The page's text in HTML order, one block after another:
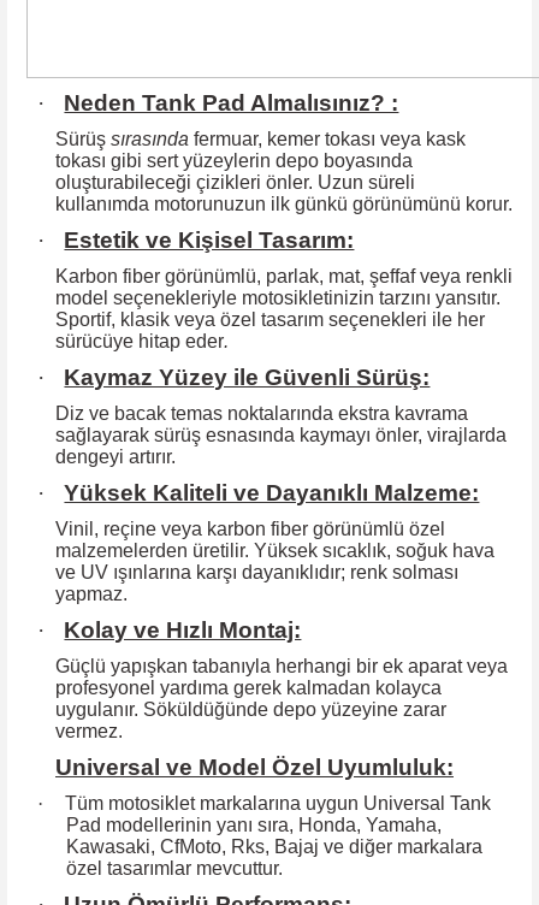
· Neden Tank Pad Almalısınız? :
Sürüş sırasında fermuar, kemer tokası veya kask
tokası gibi sert yüzeylerin depo boyasında
oluşturabileceği çizikleri önler. Uzun süreli
kullanımda motorunuzun ilk günkü görünümünü korur.
· Estetik ve Kişisel Tasarım:
Karbon fiber görünümlü, parlak, mat, şeffaf veya renkli
model seçenekleriyle motosikletinizin tarzını yansıtır.
Sportif, klasik veya özel tasarım seçenekleri ile her
sürücüye hitap eder.
· Kaymaz Yüzey ile Güvenli Sürüş:
Diz ve bacak temas noktalarında ekstra kavrama
sağlayarak sürüş esnasında kaymayı önler, virajlarda
dengeyi artırır.
· Yüksek Kaliteli ve Dayanıklı Malzeme:
Vinil, reçine veya karbon fiber görünümlü özel
malzemelerden üretilir. Yüksek sıcaklık, soğuk hava
ve UV ışınlarına karşı dayanıklıdır; renk solması
yapmaz.
· Kolay ve Hızlı Montaj:
Güçlü yapışkan tabanıyla herhangi bir ek aparat veya
profesyonel yardıma gerek kalmadan kolayca
uygulanır. Söküldüğünde depo yüzeyine zarar
vermez.
Universal ve Model Özel Uyumluluk:
·
Tüm motosiklet markalarına uygun Universal Tank
Pad modellerinin yanı sıra, Honda, Yamaha,
Kawasaki, CfMoto, Rks, Bajaj ve diğer markalara
özel tasarımlar mevcuttur.